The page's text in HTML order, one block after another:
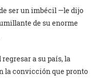
ser un imbécil —le dijo
de su enorme
a su país, la
la convicción que pronto